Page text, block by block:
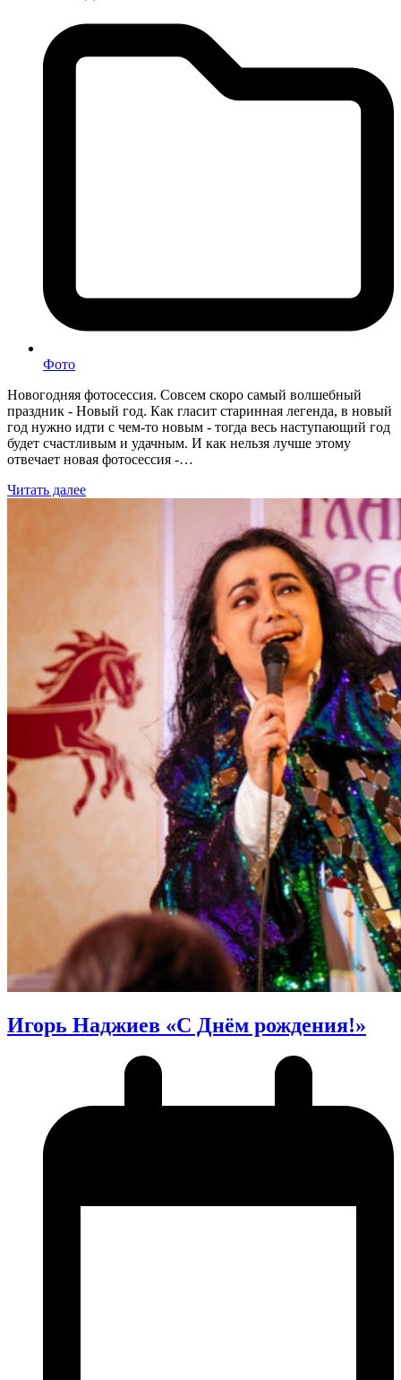
Фото
Новогодняя фотосессия. Совсем скоро самый волшебный
праздник - Новый год. Как гласит старинная легенда, в новый
год нужно идти с чем-то новым - тогда весь наступающий год
будет счастливым и удачным. И как нельзя лучше этому
отвечает новая фотосессия -…
Читать далее
Игорь Наджиев «С Днём рождения!»